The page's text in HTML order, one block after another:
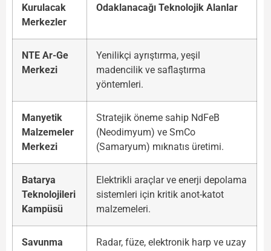
Kurulacak
Merkezler
Odaklanacağı Teknolojik Alanlar
NTE Ar-Ge
Merkezi
Yenilikçi ayrıştırma, yeşil
madencilik ve saflaştırma
yöntemleri.
Manyetik
Malzemeler
Merkezi
Stratejik öneme sahip NdFeB
(Neodimyum) ve SmCo
(Samaryum) mıknatıs üretimi.
Batarya
Teknolojileri
Kampüsü
Elektrikli araçlar ve enerji depolama
sistemleri için kritik anot-katot
malzemeleri.
Savunma
Radar, füze, elektronik harp ve uzay